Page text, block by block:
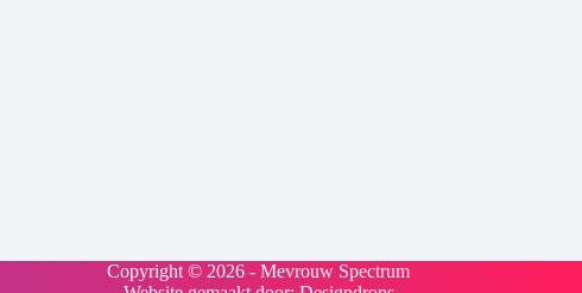
Copyright © 2026 - Mevrouw Spectrum